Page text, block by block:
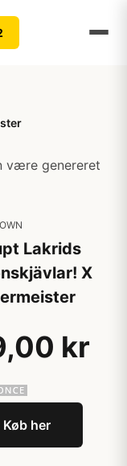
være genereret
Lakrids
X
kr
Køb her